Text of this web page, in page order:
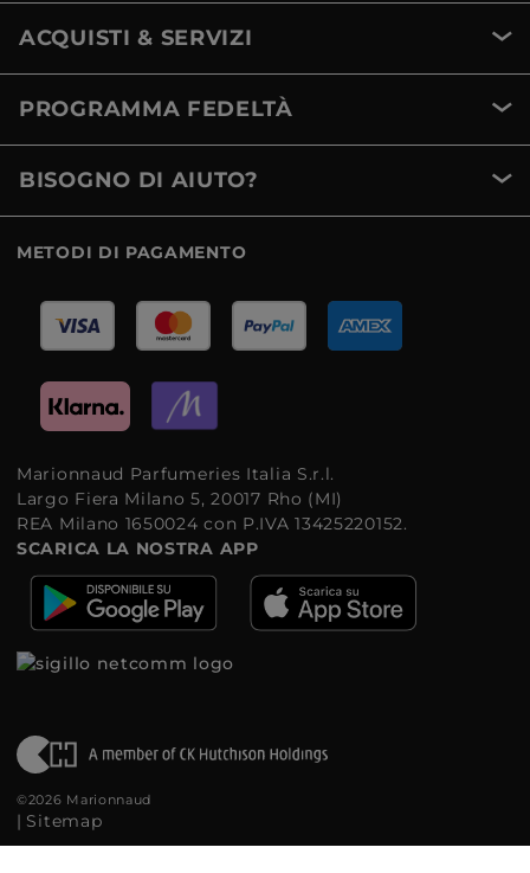
ACQUISTI & SERVIZI
PROGRAMMA FEDELTÀ
BISOGNO DI AIUTO?
METODI DI PAGAMENTO
Marionnaud Parfumeries Italia S.r.l.
Largo Fiera Milano 5, 20017 Rho (MI)
REA Milano 1650024 con P.IVA 13425220152.
SCARICA LA NOSTRA APP
©2026 Marionnaud
| Sitemap